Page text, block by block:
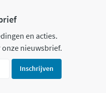
en acties.
nieuwsbrief.
Inschrijven